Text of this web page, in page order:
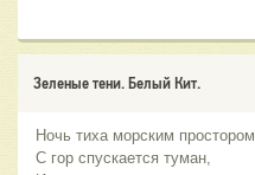
Зеленые тени. Белый Кит.
Ночь тиха морским простором,
С гор спускается туман,